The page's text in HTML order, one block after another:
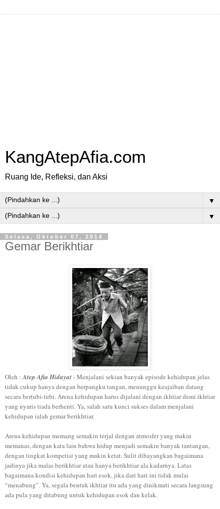
KangAtepAfia.com
Ruang Ide, Refleksi, dan Aksi
▼
▼
Selasa, Oktober 07, 2014
Gemar Berikhtiar
Oleh :Atep Afia Hidayat- Menjalani sekian banyak episode kehidupan jelas
tidak cukup hanya dengan berpangku tangan, menunggu keajaiban datang
secara bertubi-tubi. Arena kehidupan harus dijalani dengan ikhtiar demi ikhtiar
yang nyaris tiada berhenti. Ya, salah satu kunci sukses dalam menjalani
kehidupan ialah gemar berikhtiar.
Arena kehidupan memang semakin terjal dengan atmosfer yang makin
memanas, dengan kata lain bahwa hidup menjadi semakin banyak tantangan,
dengan tingkat kompetisi yang makin ketat. Sulit dibayangkan bagaimana
jadinya jika malas berikhtiar atau hanya berikhtiar ala kadarnya. Latas
bagaimana kondisi kehidupan hari esok, jika dari hari ini tidak mulai
“menabung”. Ya, segala bentuk ikhtiar itu ada yang dinikmati secara langsung
ada pula yang ditabung untuk kehidupan esok dan kelak.